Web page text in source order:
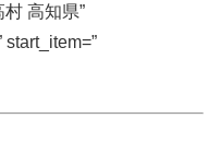
高知県”
start_item=”